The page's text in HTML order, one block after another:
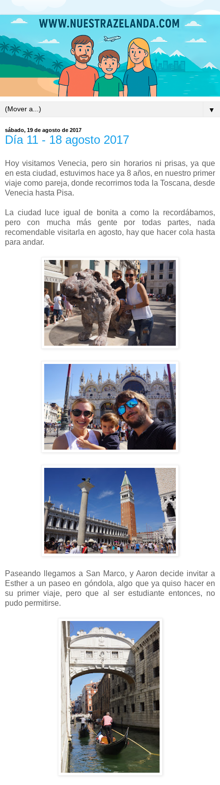
▼
sábado, 19 de agosto de 2017
Día 11 - 18 agosto 2017
Hoy visitamos Venecia, pero sin horarios ni prisas, ya que
en esta ciudad, estuvimos hace ya 8 años, en nuestro primer
viaje como pareja, donde recorrimos toda la Toscana, desde
Venecia hasta Pisa.
La ciudad luce igual de bonita a como la recordábamos,
pero con mucha más gente por todas partes, nada
recomendable visitarla en agosto, hay que hacer cola hasta
para andar.
Paseando llegamos a San Marco, y Aaron decide invitar a
Esther a un paseo en góndola, algo que ya quiso hacer en
su primer viaje, pero que al ser estudiante entonces, no
pudo permitirse.